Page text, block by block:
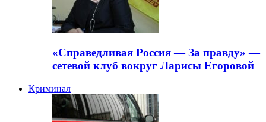
«Справедливая Россия — За правду» —
сетевой клуб вокруг Ларисы Егоровой
Криминал